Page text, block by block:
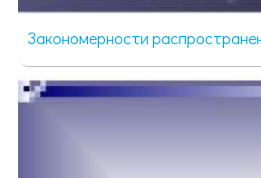
Закономерности
79 просмотров